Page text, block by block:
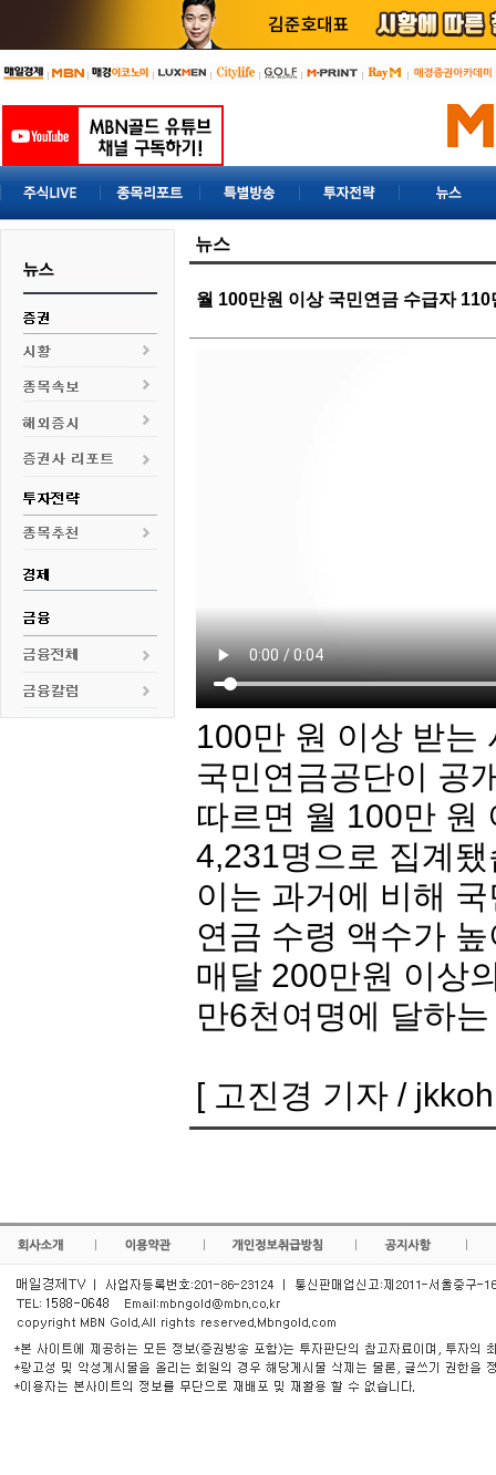
뉴스
월 100만원 이상 국민연금 수급자 110
100만 원 이상 받는
국민연금공단이 공
따르면 월 100만 원
4,231명으로 집계
이는 과거에 비해
연금 수령 액수가
매달 200만원 이상
만6천여명에 달하
[ 고진경 기자 /